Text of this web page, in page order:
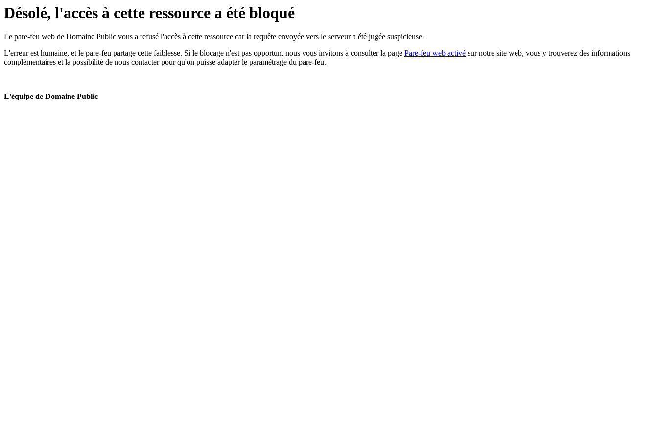
Désolé, l'accès à cette ressource a été bloqué
Le pare-feu web de Domaine Public vous a refusé l'accès à cette ressource car la requête envoyée vers le serveur a été jugée suspicieuse.
L'erreur est humaine, et le pare-feu partage cette faiblesse. Si le blocage n'est pas opportun, nous vous invitons à consulter la page Pare-feu web activé sur notre site web, vous y trouverez des informations
complémentaires et la possibilité de nous contacter pour qu'on puisse adapter le paramétrage du pare-feu.
L'équipe de Domaine Public